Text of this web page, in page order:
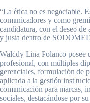
“La ética no es negociable.
comunicadores y como
candidatura, con el deseo de
y justa dentro de
Walddy Lina Polanco posee
profesional, con múltiples
gerenciales, formulación de
aplicada a la gestión
comunicación para marcas,
sociales, destacándose por